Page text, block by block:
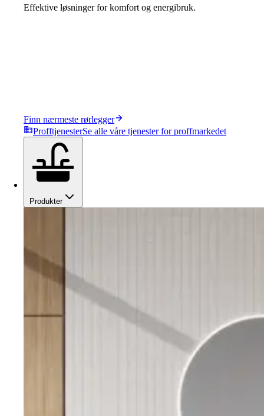
Effektive løsninger for komfort og energibruk.
Finn nærmeste rørlegger
ProfftjenesterSe alle våre tjenester for proffmarkedet
Produkter